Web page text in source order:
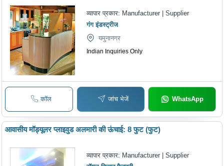
व्यापार प्रकार: Manufacturer | Supplier
गंग इंडस्ट्रीज
यमुनानगर
Indian Inquiries Only
कॉल जांच भेजें WhatsApp
आवासीय मॉड्यूलर प्लाइवुड अलमारी की ऊंचाई: 8 फुट (फुट)
व्यापार प्रकार: Manufacturer | Supplier